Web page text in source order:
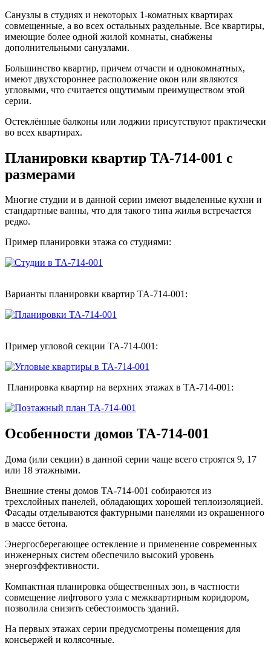
Санузлы в студиях и некоторых 1-коматных квартирах
совмещенные, а во всех остальных раздельные. Все квартиры,
имеющие более одной жилой комнаты, снабжены
дополнительными санузлами.
Большинство квартир, причем отчасти и однокомнатных,
имеют двухстороннее расположение окон или являются
угловыми, что считается ощутимым преимуществом этой
серии.
Остеклённые балконы или лоджии присутствуют практически
во всех квартирах.
Планировки квартир ТА-714-001 с
размерами
Многие студии и в данной серии имеют выделенные кухни и
стандартные ванны, что для такого типа жилья встречается
редко.
Пример планировки этажа со студиями:
Варианты планировки квартир ТА-714-001:
Пример угловой секции ТА-714-001:
Планировка квартир на верхних этажах в ТА-714-001:
Особенности домов ТА-714-001
Дома (или секции) в данной серии чаще всего строятся 9, 17
или 18 этажными.
Внешние стены домов ТА-714-001 собираются из
трехслойных панелей, обладающих хорошей теплоизоляцией.
Фасады отделываются фактурными панелями из окрашенного
в массе бетона.
Энергосберегающее остекление и применение современных
инженерных систем обеспечило высокий уровень
энергоэффективности.
Компактная планировка общественных зон, в частности
совмещение лифтового узла с межквартирным коридором,
позволила снизить себестоимость зданий.
На первых этажах серии предусмотрены помещения для
консьержей и колясочные.